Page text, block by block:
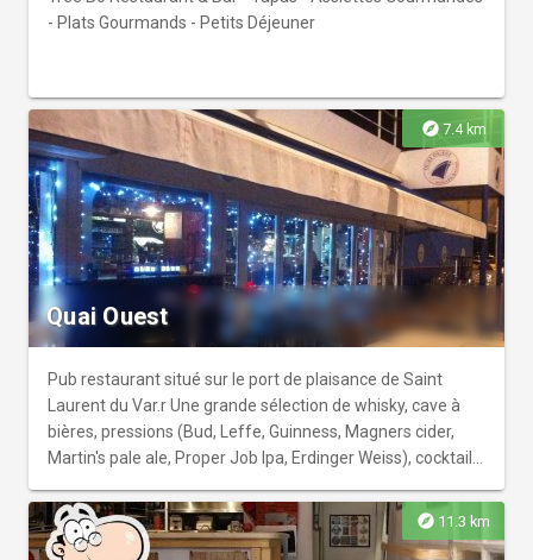
- Plats Gourmands - Petits Déjeuner
explore 7.4 km
Quai Ouest
Pub restaurant situé sur le port de plaisance de Saint
Laurent du Var.r Une grande sélection de whisky, cave à
bières, pressions (Bud, Leffe, Guinness, Magners cider,
Martin's pale ale, Proper Job Ipa, Erdinger Weiss), cocktails,
explore 11.3 km